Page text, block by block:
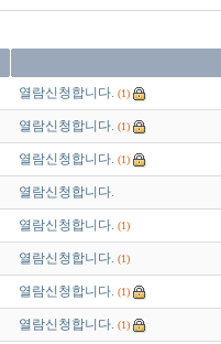
열람신청합니다. (1)
열람신청합니다. (1)
열람신청합니다. (1)
열람신청합니다.
열람신청합니다. (1)
열람신청합니다. (1)
열람신청합니다. (1)
열람신청합니다. (1)